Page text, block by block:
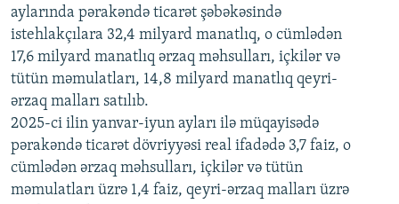
aylarında pərakəndə ticarət şəbəkəsində
istehlakçılara 32,4 milyard manatlıq, o cümlədən
17,6 milyard manatlıq ərzaq məhsulları, içkilər və
tütün məmulatları, 14,8 milyard manatlıq qeyri-
ərzaq malları satılıb.
2025-ci ilin yanvar-iyun ayları ilə müqayisədə
pərakəndə ticarət dövriyyəsi real ifadədə 3,7 faiz, o
cümlədən ərzaq məhsulları, içkilər və tütün
məmulatları üzrə 1,4 faiz, qeyri-ərzaq malları üzrə